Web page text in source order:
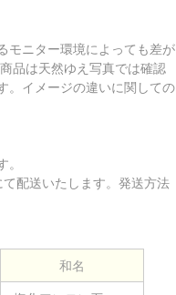
モニター環境によっても差が
品は天然ゆえ写真では確認
。イメージの違いに関しての
配送いたします。発送方法
和名